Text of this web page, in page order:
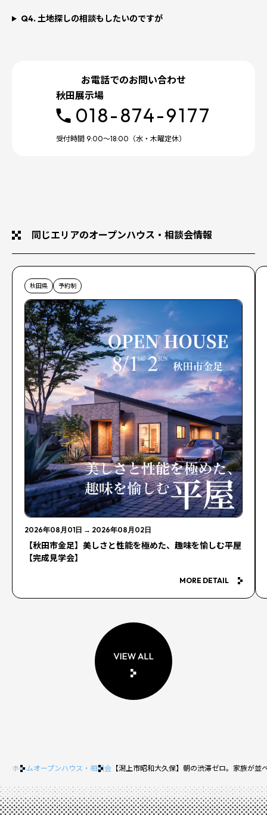
Q4. 土地探しの相談もしたいのですが
お電話でのお問い合わせ
秋田展示場
018-874-9177
受付時間 9:00～18:00（水・木曜定休）
同じエリアのオープンハウス・相談会情報
秋田県 予約制
2026年08月01日 → 2026年08月02日
【秋田市金足】美しさと性能を極めた、趣味を愉しむ平屋
【完成見学会】
MORE DETAIL
ホームオープンハウス・相談会 【潟上市昭和大久保】朝の渋滞ゼロ。家族が